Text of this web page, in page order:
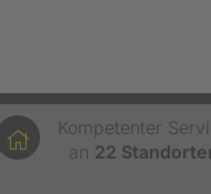
Kompetenter
an 22